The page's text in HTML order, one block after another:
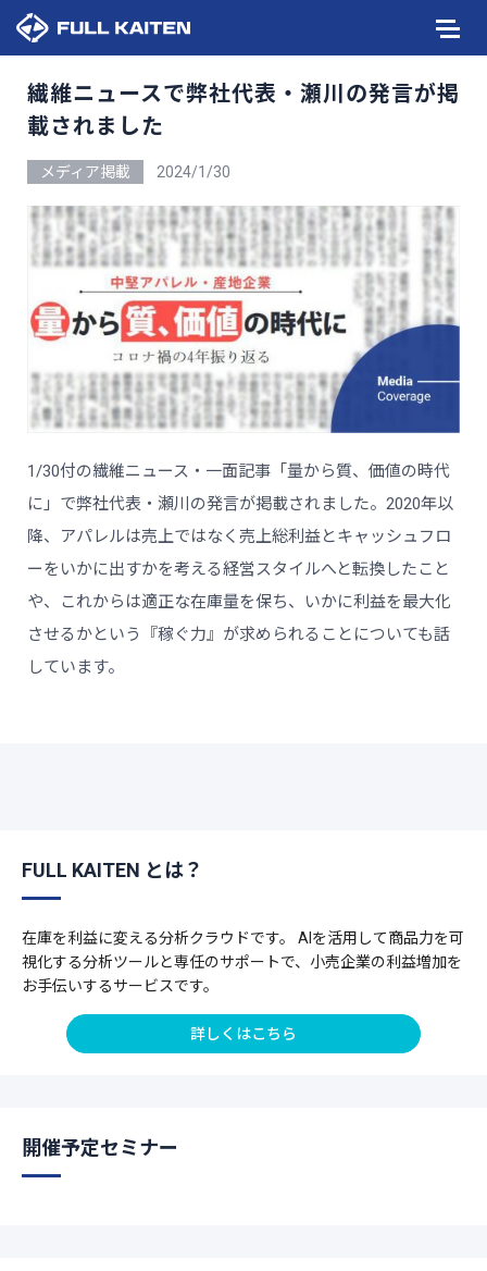
繊維ニュースで弊社代表・瀬川の発言が掲
載されました
メディア掲載 2024/1/30
1/30付の繊維ニュース・一面記事「量から質、価値の時代
に」で弊社代表・瀬川の発言が掲載されました。2020年以
降、アパレルは売上ではなく売上総利益とキャッシュフロ
ーをいかに出すかを考える経営スタイルへと転換したこと
や、これからは適正な在庫量を保ち、いかに利益を最大化
させるかという『稼ぐ力』が求められることについても話
しています。
FULL KAITEN とは？
在庫を利益に変える分析クラウドです。 AIを活用して商品力を可
視化する分析ツールと専任のサポートで、小売企業の利益増加を
お手伝いするサービスです。
詳しくはこちら
開催予定セミナー